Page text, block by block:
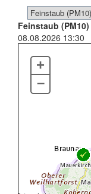
Feinstaub (PM10)
08.08.2026 13:30
+
–